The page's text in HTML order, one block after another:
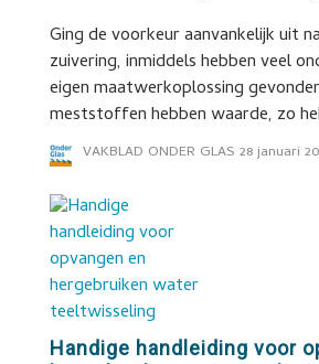
Ging de voorkeur aanvankelijk uit
zuivering, inmiddels hebben veel
eigen maatwerkoplossing
meststoffen hebben waarde, zo
VAKBLAD ONDER GLAS 28 januari
Handige handleiding voor